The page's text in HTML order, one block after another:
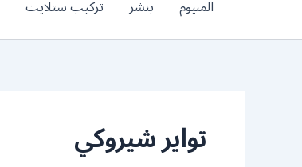
المنيوم بنشر تركيب ستلايت
تواير شيروكي